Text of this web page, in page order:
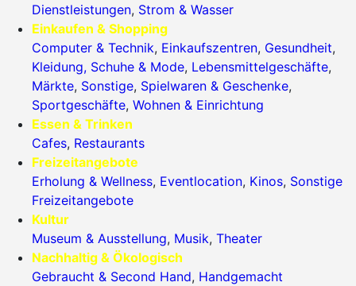
Dienstleistungen, Strom & Wasser
Einkaufen & Shopping
Computer & Technik, Einkaufszentren, Gesundheit,
Kleidung, Schuhe & Mode, Lebensmittelgeschäfte,
Märkte, Sonstige, Spielwaren & Geschenke,
Sportgeschäfte, Wohnen & Einrichtung
Essen & Trinken
Cafes, Restaurants
Freizeitangebote
Erholung & Wellness, Eventlocation, Kinos, Sonstige
Freizeitangebote
Kultur
Museum & Ausstellung, Musik, Theater
Nachhaltig & Ökologisch
Gebraucht & Second Hand, Handgemacht